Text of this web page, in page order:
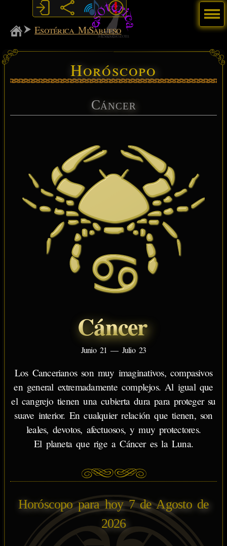
MiSabueso
Esotérica MiSabueso
Horóscopo
Cáncer
Cáncer
Junio 21 — Julio 23
Los Cancerianos son muy imaginativos, compasivos
en general extremadamente complejos. Al igual que
el cangrejo tienen una cubierta dura para proteger su
suave interior. En cualquier relación que tienen, son
leales, devotos, afectuosos, y muy protectores.
El planeta que rige a Cáncer es la Luna.
Horóscopo para hoy 7 de Agosto de
2026
Menú